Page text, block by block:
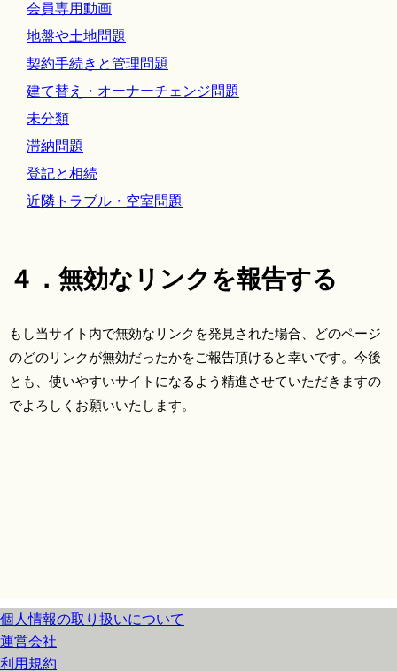
会員専用動画
地盤や土地問題
契約手続きと管理問題
建て替え・オーナーチェンジ問題
未分類
滞納問題
登記と相続
近隣トラブル・空室問題
４．無効なリンクを報告する
もし当サイト内で無効なリンクを発見された場合、どのページ
のどのリンクが無効だったかをご報告頂けると幸いです。今後
とも、使いやすいサイトになるよう精進させていただきますの
でよろしくお願いいたします。
個人情報の取り扱いについて
運営会社
利用規約